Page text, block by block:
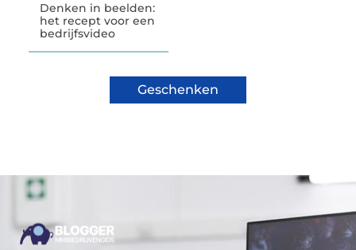
Denken in beelden:
het recept voor een
bedrijfsvideo
Geschenken